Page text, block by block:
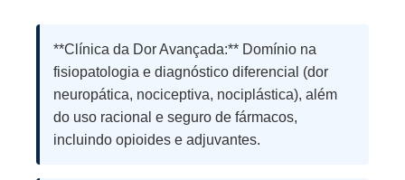
**Clínica da Dor Avançada:** Domínio na
fisiopatologia e diagnóstico diferencial (dor
neuropática, nociceptiva, nociplástica), além
do uso racional e seguro de fármacos,
incluindo opioides e adjuvantes.